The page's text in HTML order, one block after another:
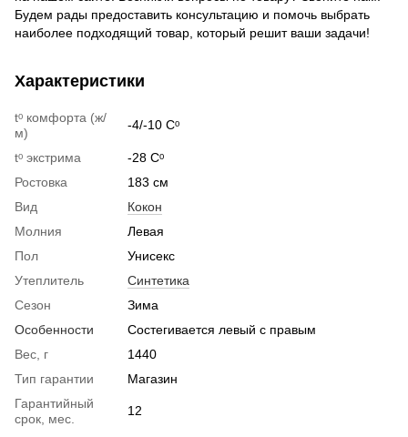
Будем рады предоставить консультацию и помочь выбрать
наиболее подходящий товар, который решит ваши задачи!
Характеристики
tᵒ комфорта (ж/
м)
-4/-10 Сᵒ
tᵒ экстрима
-28 Сᵒ
Ростовка
183 см
Вид
Кокон
Молния
Левая
Пол
Унисекс
Утеплитель
Синтетика
Сезон
Зима
Особенности
Состегивается левый с правым
Вес, г
1440
Тип гарантии
Магазин
Гарантийный
срок, мес.
12